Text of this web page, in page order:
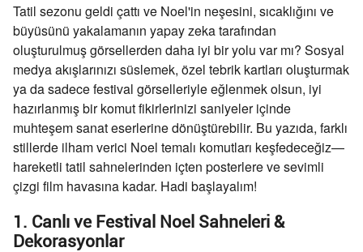
Tatil sezonu geldi çattı ve Noel'in neşesini, sıcaklığını ve
büyüsünü yakalamanın yapay zeka tarafından
oluşturulmuş görsellerden daha iyi bir yolu var mı? Sosyal
medya akışlarınızı süslemek, özel tebrik kartları oluşturmak
ya da sadece festival görselleriyle eğlenmek olsun, iyi
hazırlanmış bir komut fikirlerinizi saniyeler içinde
muhteşem sanat eserlerine dönüştürebilir. Bu yazıda, farklı
stillerde ilham verici Noel temalı komutları keşfedeceğiz—
hareketli tatil sahnelerinden içten posterlere ve sevimli
çizgi film havasına kadar. Hadi başlayalım!
1. Canlı ve Festival Noel Sahneleri &
Dekorasyonlar